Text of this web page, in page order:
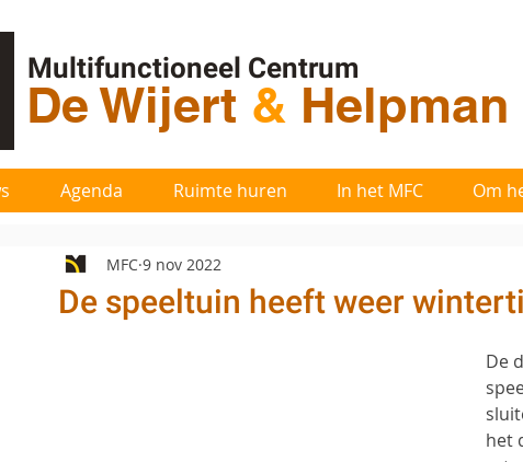
Multifunctioneel Centrum
De Wijert & Helpman
Agenda Ruimte huren In het MFC Om
De speeltuin heeft weer
MFC 9 nov 2022
De
het